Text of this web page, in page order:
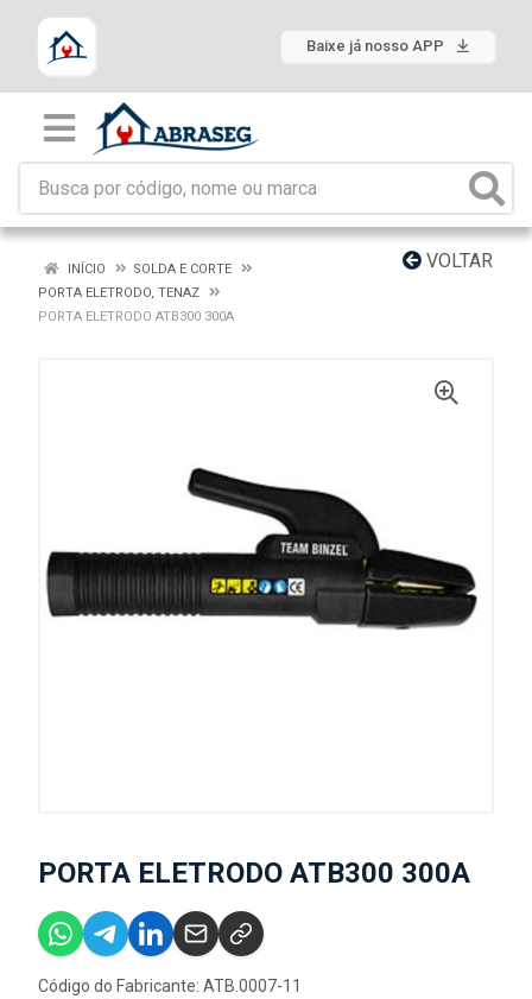
Baixe já nosso APP
VOLTAR
INÍCIO
SOLDA E CORTE
PORTA ELETRODO, TENAZ
PORTA ELETRODO ATB300 300A
PORTA ELETRODO ATB300 300A
Código do Fabricante: ATB.0007-11